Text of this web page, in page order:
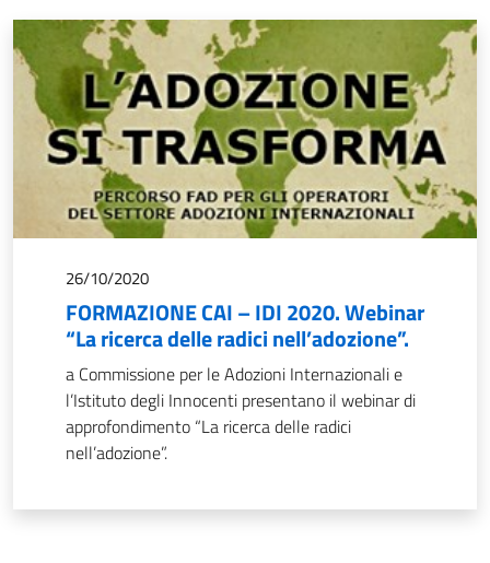
26/10/2020
FORMAZIONE CAI – IDI 2020. Webinar
“La ricerca delle radici nell’adozione”.
a Commissione per le Adozioni Internazionali e
l’Istituto degli Innocenti presentano il webinar di
approfondimento “La ricerca delle radici
nell’adozione”.